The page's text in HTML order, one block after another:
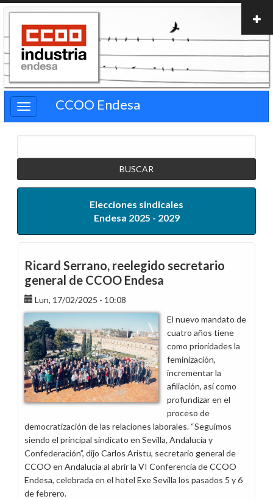
Pasar
contenido
principal
CCOO Endesa
Elecciones sindicales
Endesa 2025 - 2029
Ricard Serrano, reelegido secretario
general de CCOO Endesa
Lun, 17/02/2025 - 10:08
El nuevo mandato de
cuatro años tiene
como prioridades la
feminización,
incrementar la
afiliación, así como
profundizar en el
proceso de
democratización de las relaciones laborales. “Seguimos
siendo el principal sindicato en Sevilla, Andalucía y
Confederación”, dijo Carlos Aristu, secretario general de
CCOO en Andalucía al abrir la VI Conferencia de CCOO
Endesa, celebrada en el hotel Exe Sevilla los pasados 5 y 6
de febrero.